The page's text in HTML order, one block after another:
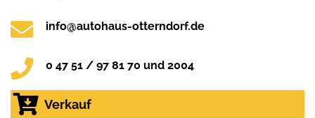
info@autohaus-otterndorf.de
0 47 51 / 97 81 70 und 2004
Verkauf